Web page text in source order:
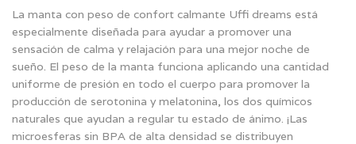
La manta con peso de confort calmante Uffi dreams está
especialmente diseñada para ayudar a promover una
sensación de calma y relajación para una mejor noche de
sueño. El peso de la manta funciona aplicando una cantidad
uniforme de presión en todo el cuerpo para promover la
producción de serotonina y melatonina, los dos químicos
naturales que ayudan a regular tu estado de ánimo. ¡Las
microesferas sin BPA de alta densidad se distribuyen